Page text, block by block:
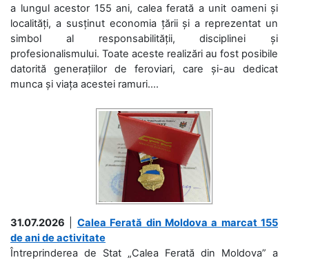
a lungul acestor 155 ani, calea ferată a unit oameni și
localități, a susținut economia țării și a reprezentat un
simbol al responsabilității, disciplinei și
profesionalismului. Toate aceste realizări au fost posibile
datorită generațiilor de feroviari, care și-au dedicat
munca și viața acestei ramuri....
31.07.2026
Calea Ferată din Moldova a marcat 155
de ani de activitate
Întreprinderea de Stat „Calea Ferată din Moldova” a